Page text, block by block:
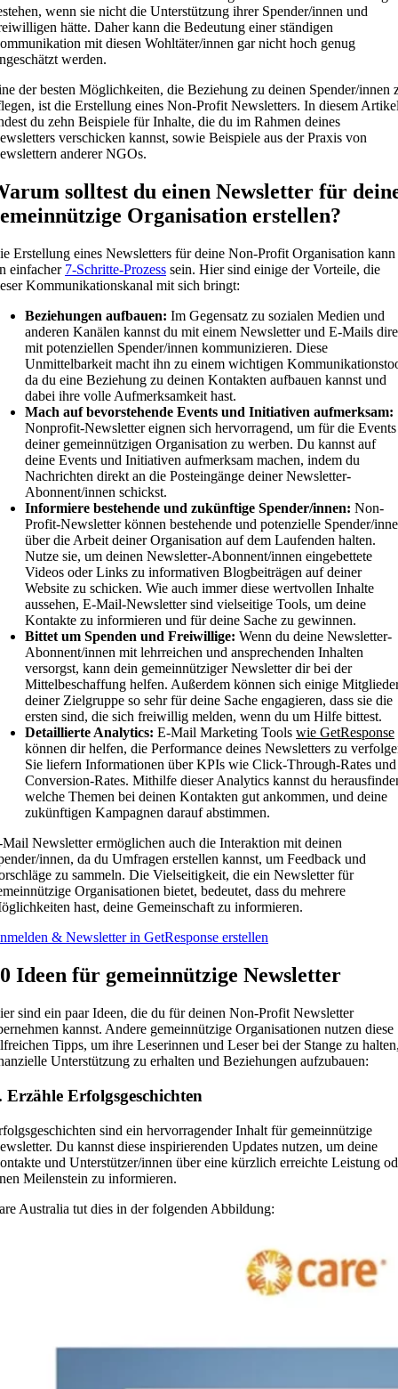
wenn sie nicht die Unterstützung ihrer Spender/innen und
hätte. Daher kann die Bedeutung einer ständigen
mit diesen Wohltäter/innen gar nicht hoch genug
werden.
der besten Möglichkeiten, die Beziehung zu deinen Spender/innen
ist die Erstellung eines Non-Profit Newsletters. In diesem
du zehn Beispiele für Inhalte, die du im Rahmen deines
verschicken kannst, sowie Beispiele aus der Praxis von
anderer NGOs.
solltest du einen Newsletter für
Organisation erstellen?
Erstellung eines Newsletters für deine Non-Profit Organisation kann
einfacher 7-Schritte-Prozess sein. Hier sind einige der Vorteile, die
Kommunikationskanal mit sich bringt:
Beziehungen aufbauen: Im Gegensatz zu sozialen Medien und
anderen Kanälen kannst du mit einem Newsletter und E-Mails
mit potenziellen Spender/innen kommunizieren. Diese
Unmittelbarkeit macht ihn zu einem wichtigen
da du eine Beziehung zu deinen Kontakten aufbauen kannst und
dabei ihre volle Aufmerksamkeit hast.
Mach auf bevorstehende Events und Initiativen aufmerksam:
Nonprofit-Newsletter eignen sich hervorragend, um für die Events
deiner gemeinnützigen Organisation zu werben. Du kannst auf
deine Events und Initiativen aufmerksam machen, indem du
Nachrichten direkt an die Posteingänge deiner Newsletter-
Abonnent/innen schickst.
Informiere bestehende und zukünftige Spender/innen: Non-
Profit-Newsletter können bestehende und potenzielle Spender/
über die Arbeit deiner Organisation auf dem Laufenden halten.
Nutze sie, um deinen Newsletter-Abonnent/innen eingebettete
Videos oder Links zu informativen Blogbeiträgen auf deiner
Website zu schicken. Wie auch immer diese wertvollen Inhalte
aussehen, E-Mail-Newsletter sind vielseitige Tools, um deine
Kontakte zu informieren und für deine Sache zu gewinnen.
Bittet um Spenden und Freiwillige: Wenn du deine Newsletter-
Abonnent/innen mit lehrreichen und ansprechenden Inhalten
versorgst, kann dein gemeinnütziger Newsletter dir bei der
Mittelbeschaffung helfen. Außerdem können sich einige
deiner Zielgruppe so sehr für deine Sache engagieren, dass sie die
ersten sind, die sich freiwillig melden, wenn du um Hilfe bittest.
Detaillierte Analytics: E-Mail Marketing Tools wie GetResponse
können dir helfen, die Performance deines Newsletters zu
Sie liefern Informationen über KPIs wie Click-Through-Rates und
Conversion-Rates. Mithilfe dieser Analytics kannst du
welche Themen bei deinen Kontakten gut ankommen, und deine
zukünftigen Kampagnen darauf abstimmen.
Newsletter ermöglichen auch die Interaktion mit deinen
innen, da du Umfragen erstellen kannst, um Feedback und
zu sammeln. Die Vielseitigkeit, die ein Newsletter für
Organisationen bietet, bedeutet, dass du mehrere
hast, deine Gemeinschaft zu informieren.
& Newsletter in GetResponse erstellen
Ideen für gemeinnützige Newsletter
sind ein paar Ideen, die du für deinen Non-Profit Newsletter
kannst. Andere gemeinnützige Organisationen nutzen diese
Tipps, um ihre Leserinnen und Leser bei der Stange zu
Unterstützung zu erhalten und Beziehungen aufzubauen:
Erzähle Erfolgsgeschichten
sind ein hervorragender Inhalt für gemeinnützige
Du kannst diese inspirierenden Updates nutzen, um deine
und Unterstützer/innen über eine kürzlich erreichte Leistung
Meilenstein zu informieren.
Australia tut dies in der folgenden Abbildung: